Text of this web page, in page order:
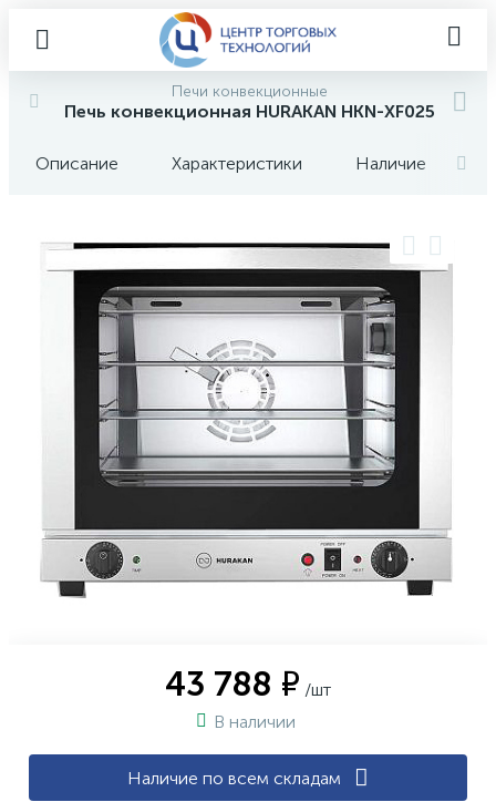
Печи конвекционные
Печь конвекционная HURAKAN HKN-XF025
Описание Характеристики Наличие
43 788 ₽ /шт
В наличии
Наличие по всем складам